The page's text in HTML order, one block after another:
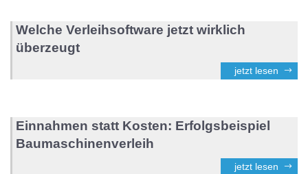
Welche Verleihsoftware jetzt wirklich
überzeugt
jetzt lesen
Einnahmen statt Kosten: Erfolgsbeispiel
Baumaschinenverleih
jetzt lesen